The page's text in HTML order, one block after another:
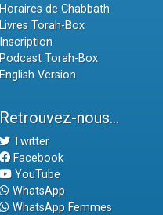
Horaires de Chabbath
Livres Torah-Box
Inscription
Podcast Torah-Box
English Version
Retrouvez-nous...
Twitter
Facebook
YouTube
WhatsApp
WhatsApp Femmes